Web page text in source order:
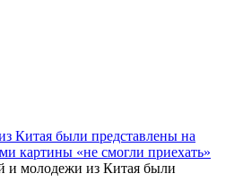
Китая были представлены на
картины «не смогли приехать»
и молодежи из Китая были